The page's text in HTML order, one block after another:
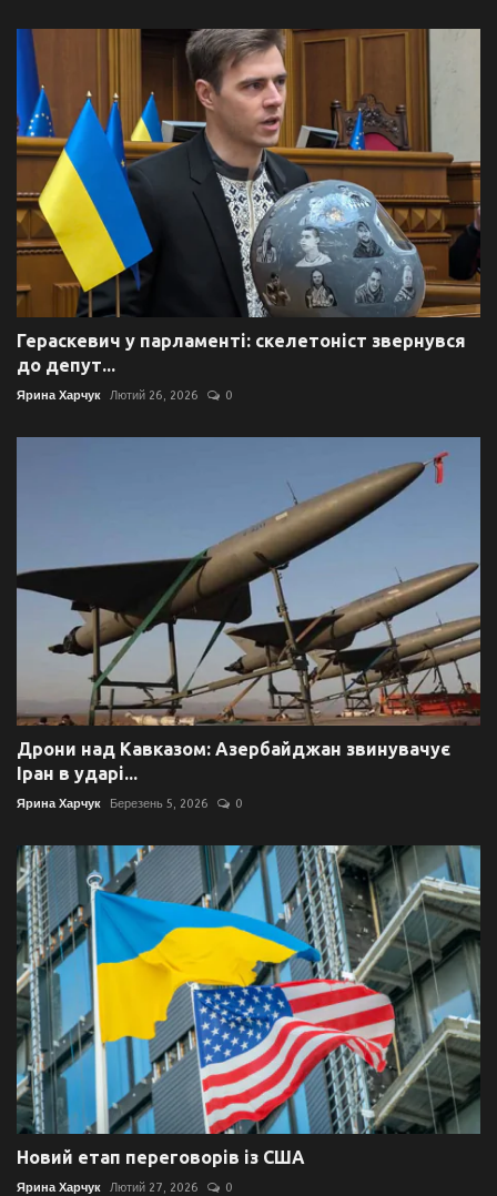
Гераскевич у парламенті: скелетоніст звернувся
до депут...
Ярина Харчук Лютий 26, 2026 0
Дрони над Кавказом: Азербайджан звинувачує
Іран в ударі...
Ярина Харчук Березень 5, 2026 0
Новий етап переговорів із США
Ярина Харчук Лютий 27, 2026 0